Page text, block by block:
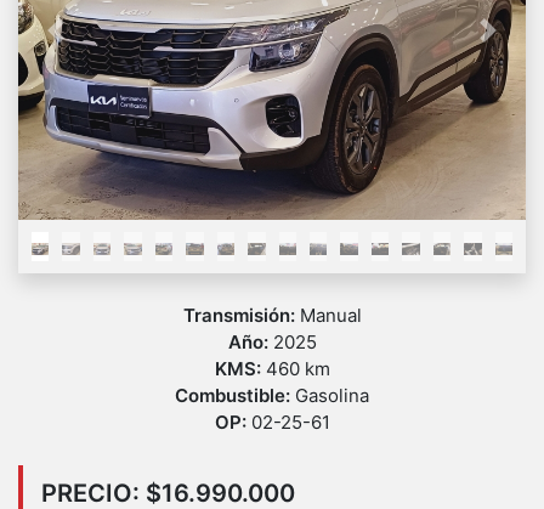
Previous Next
Transmisión: Manual
Año: 2025
KMS: 460 km
Combustible: Gasolina
OP: 02-25-61
PRECIO: $16.990.000